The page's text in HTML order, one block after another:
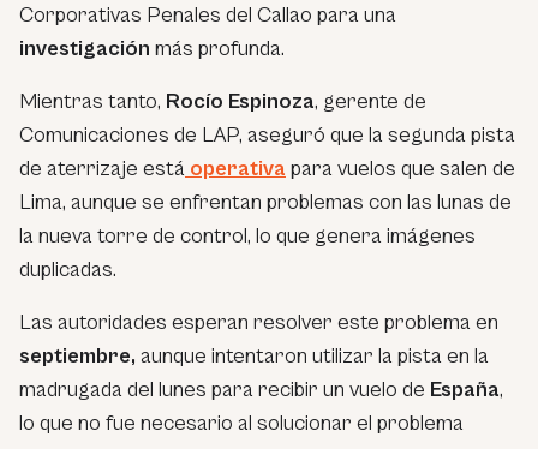
Corporativas Penales del Callao para una
investigación más profunda.
Mientras tanto, Rocío Espinoza, gerente de
Comunicaciones de LAP, aseguró que la segunda pista
de aterrizaje está operativa para vuelos que salen de
Lima, aunque se enfrentan problemas con las lunas de
la nueva torre de control, lo que genera imágenes
duplicadas.
Las autoridades esperan resolver este problema en
septiembre, aunque intentaron utilizar la pista en la
madrugada del lunes para recibir un vuelo de España,
lo que no fue necesario al solucionar el problema